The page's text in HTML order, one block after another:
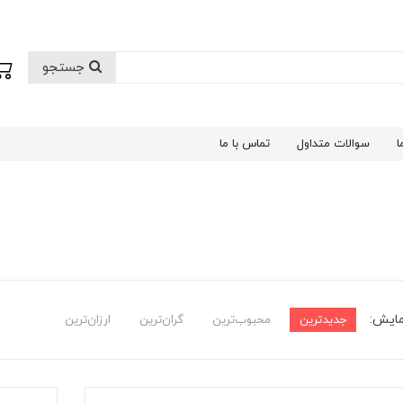
سوالات متداول تماس با ما
جدیدترین محبوب‌ترین گران‌ترین ارزان‌ترین